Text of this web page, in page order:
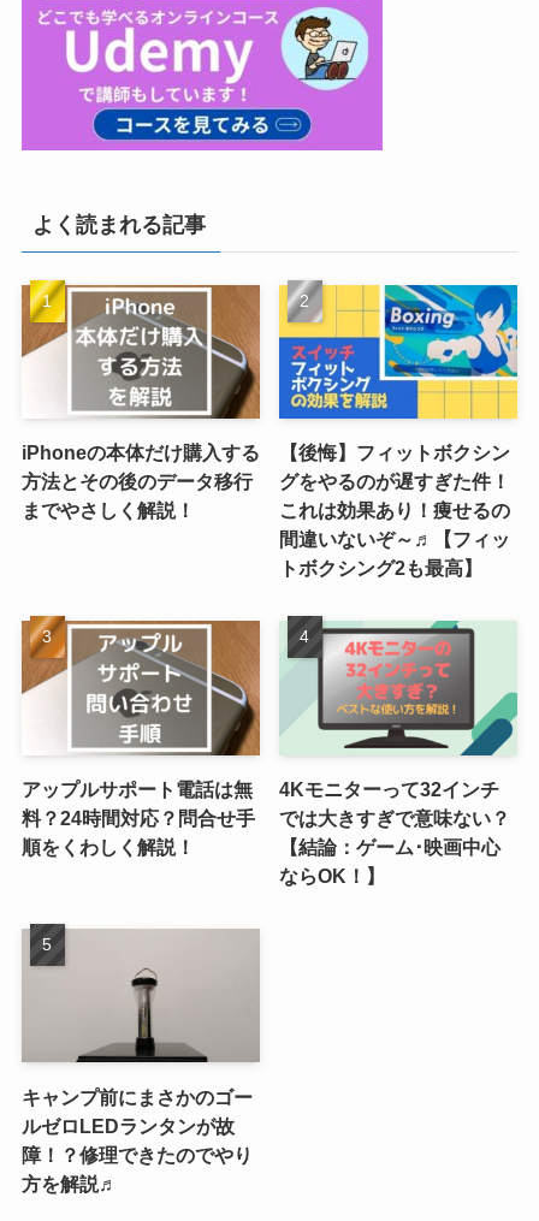
よく読まれる記事
iPhoneの本体だけ購入する
方法とその後のデータ移行
までやさしく解説！
【後悔】フィットボクシン
グをやるのが遅すぎた件！
これは効果あり！痩せるの
間違いないぞ～♬【フィッ
トボクシング2も最高】
アップルサポート電話は無
料？24時間対応？問合せ手
順をくわしく解説！
4Kモニターって32インチ
では大きすぎで意味ない？
【結論：ゲーム･映画中心
ならOK！】
キャンプ前にまさかのゴー
ルゼロLEDランタンが故
障！？修理できたのでやり
方を解説♬